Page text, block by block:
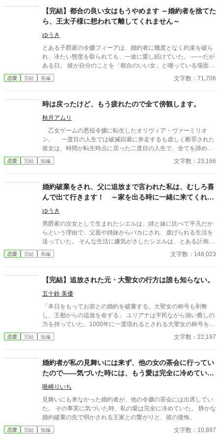
【完結】都合の良い女はもうやめます ～婚約者を捨てた
ら、王太子様に想われて離してくれません～
ゆうき
とある子爵家の令嬢フィーアは、婚約者に幾度となく約束を破ら
れ、冷たい態度を取られても、一途に愛し続けていた。 ――だが
ある日。 彼が自分のことを「都合のいい女」と嘲っている場面
を、目撃してしまう。 「……もう、終わりにしよう」 彼を見限っ
たフィーアは、異国の貴族アルヴァと出会う。 彼の話す古代言語
とに。 ――また、彼と話したい。 その願いは、思わぬ形で叶う。
アルヴァは留学生として、フィーアの通う学園へやってきたの
だ。 誰に対しても塩対応のアルヴァだったが―― なぜかフィーア
にだけは、自ら距離を縮めてくる。 一方、“都合のいい女”を手放
したルーカスは、次第に狂い始めて―― 「どうして、俺を見な
い？」 これは、“都合のいい女”でしかなかった令嬢が―― 本当に
恋愛 完結 長編 文字数：71,706
時は戻ったけど、もう疲れたので全て傍観します。
秋月アムリ
乙女ゲームの悪役令嬢に転生したオリヴィア・ヴァーミリオ
ン。 一度目の人生では破滅回避に奔走するも虚しく断罪された
彼女は、時間が転生時点に戻った二度目の人生で、全てを諦めて
いた。 もう疲れた。どうせ無駄なら、せめて断罪の日まで穏や
かに眠って過ごしたい──そう願い、積極的に引きこもり傍観を決
者・セドリック王子が、なぜか彼女に献身的な優しさを見せ、
「今度こそ、私が君を守る」と誓うのだ。 運命に抗う気力さえ
失った令嬢が、思いがけない波乱に巻き込まれていく。全てを諦
めたはずの人生で、彼女を待ち受ける未来とは──
恋愛 完結 短編 文字数：23,166
婚約破棄をされ、父に追放まで言われた私は、むしろ喜
んで出て行きます！ ～家を出る時に一緒に来てくれた
執事の溺愛が始まりました～
ゆうき
男爵家の次女として生まれたシエルは、姉と妹に比べて平凡だか
らという理由で、父親や姉妹からバカにされ、虐げられる生活を
送っていた。 そんな生活に嫌気がさしたシエルは、とある計画を
考えつく。それは、婚約者に社交界で婚約を破棄してもらい、そ
の責任を取って家を出て、自由を手に入れるというものだった。
親しくしてくれていた婚約者の協力の元、シエルは無事に婚約を
一緒に来てくれることとなり、これで念願の自由を手に入れたシ
エル。しかし、シエルにはどこにも行くあてはなかった。 それを
ラルフに伝えると、隣の国にあるラルフの故郷に行こうと提案さ
れる。 それを承諾したシエルは、これからの自由で幸せな日々を
邪魔をされてしまう。 なんと、家族はシエルとラルフを広大な湖
さい☆ ☆全文字はだいたい１４万文字になっています☆ ☆完結ま
で予約済みなので、エタることはありません！☆
恋愛 完結 長編 文字数：148,023
【完結】追放された元・大聖女の行方は誰も知らない。
五十鈴 美優
「本日をもってお前との婚約を破棄する。大聖女の称号も剥奪
し、王都からの追放を命ずる」 ユリアナは平民ながら強い癒しの
力を持っていた。1000年に一度現れるとされる大聖女の称号を得
て、婚約者となった王子リッドと共に魔物討伐に邁進する日々を
送っていた。 だがリッドはユリアナを休ませることなく働かせ、
つ上級魔物が、王国北部に襲来する。 ユリアナは全力を尽くした
ものの、多くの犠牲を出してしまった。 ユリアナはその責任を押
し付けられ、大聖女の称号を剥奪される。リッドからの婚約破棄
に加え、王都からの追放を命じられた。 それから一年。ユリアナ
はユーリと名を改め、顔を隠し、新たな職に就いていた。
恋愛 完結 短編 文字数：22,197
婚約者が私の見舞いには来ず、他の女の茶会に行ってい
たので――気づいた時には、もう愛は完全に冷めていま
した
唯崎りいち
見舞いにも来なかった婚約者が、他の令嬢の茶会には出席してい
た。 その事実に気づいた時、私の愛は完全に冷めていた。 静かな
婚約破棄の先で明かされる王家との繋がりと、彼の後悔。
恋愛 完結 短編 文字数：10,897